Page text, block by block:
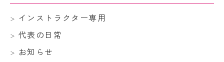
インストラクター専用
代表の日常
お知らせ